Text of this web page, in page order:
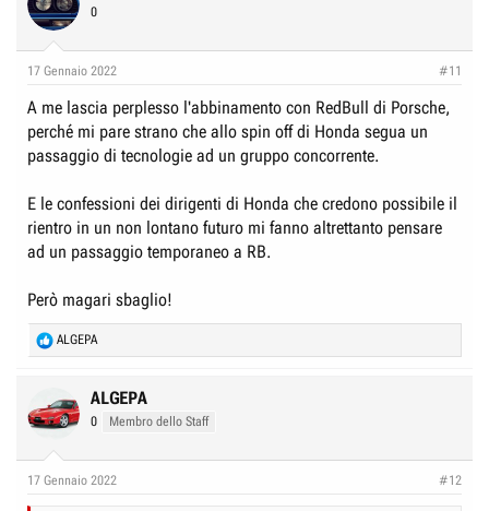
0
17 Gennaio 2022 #11
A me lascia perplesso l'abbinamento con RedBull di Porsche,
perché mi pare strano che allo spin off di Honda segua un
passaggio di tecnologie ad un gruppo concorrente.
E le confessioni dei dirigenti di Honda che credono possibile il
rientro in un non lontano futuro mi fanno altrettanto pensare
ad un passaggio temporaneo a RB.
Però magari sbaglio!
R
e
t
i
s
ALGEPA
ALGEPA
0 Membro dello Staff
17 Gennaio 2022 #12